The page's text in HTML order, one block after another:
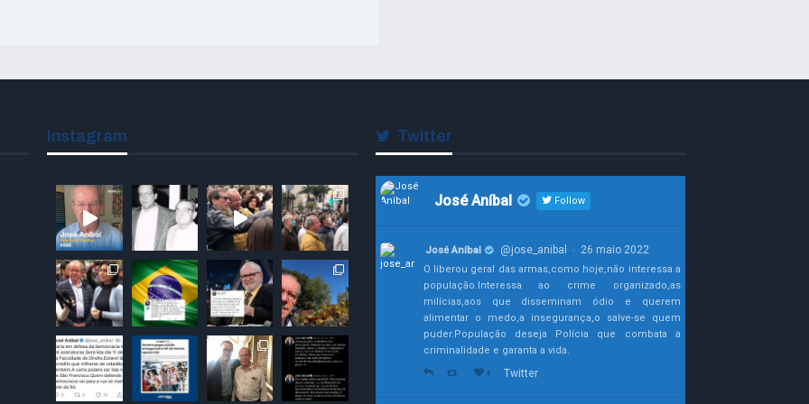
Instagram Twitter
José Aníbal Follow
José Aníbal @jose_anibal · 26 maio 2022
O liberou geral das armas,como hoje,não interessa a
população.Interessa ao crime organizado,as
milícias,aos que disseminam ódio e querem
alimentar o medo,a insegurança,o salve-se quem
puder.População deseja Polícia que combata a
criminalidade e garanta a vida.
4 Twitter